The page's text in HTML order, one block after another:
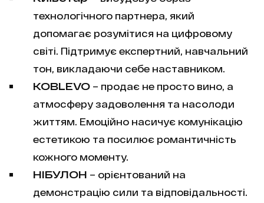
технологічного партнера, який
допомагає розумітися на цифровому
світі. Підтримує експертний, навчальний
тон, викладаючи себе наставником.
KOBLEVO – продає не просто вино, а
атмосферу задоволення та насолоди
життям. Емоційно насичує комунікацію
естетикою та посилює романтичність
кожного моменту.
НІБУЛОН – орієнтований на
демонстрацію сили та відповідальності.